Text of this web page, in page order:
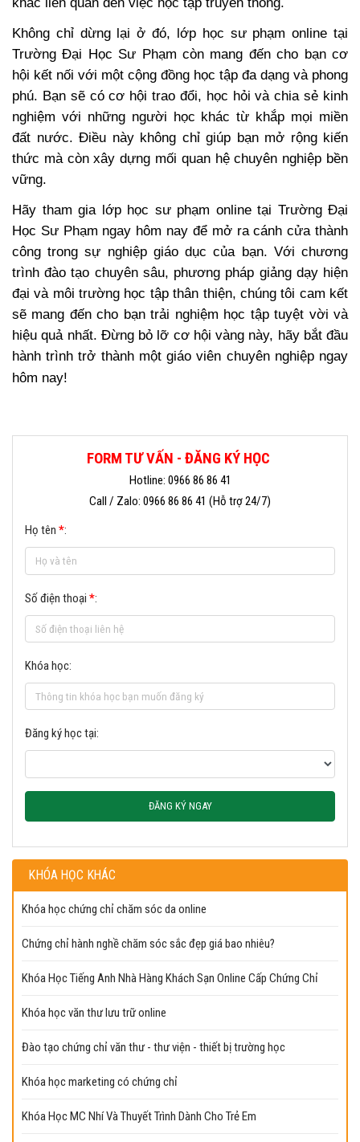
Không chỉ dừng lại ở đó, lớp học sư phạm online tại
Trường Đại Học Sư Phạm còn mang đến cho bạn cơ
hội kết nối với một cộng đồng học tập đa dạng và phong
phú. Bạn sẽ có cơ hội trao đổi, học hỏi và chia sẻ kinh
nghiệm với những người học khác từ khắp mọi miền
đất nước. Điều này không chỉ giúp bạn mở rộng kiến
thức mà còn xây dựng mối quan hệ chuyên nghiệp bền
vững.
Hãy tham gia lớp học sư phạm online tại Trường Đại
Học Sư Phạm ngay hôm nay để mở ra cánh cửa thành
công trong sự nghiệp giáo dục của bạn. Với chương
trình đào tạo chuyên sâu, phương pháp giảng dạy hiện
đại và môi trường học tập thân thiện, chúng tôi cam kết
sẽ mang đến cho bạn trải nghiệm học tập tuyệt vời và
hiệu quả nhất. Đừng bỏ lỡ cơ hội vàng này, hãy bắt đầu
hành trình trở thành một giáo viên chuyên nghiệp ngay
hôm nay!
FORM TƯ VẤN - ĐĂNG KÝ HỌC
Hotline: 0966 86 86 41
Call / Zalo: 0966 86 86 41 (Hỗ trợ 24/7)
Họ tên *:
Số điện thoại *:
Khóa học:
Đăng ký học tại:
ĐĂNG KÝ NGAY
KHÓA HỌC KHÁC
Khóa học chứng chỉ chăm sóc da online
Chứng chỉ hành nghề chăm sóc sắc đẹp giá bao nhiêu?
Khóa Học Tiếng Anh Nhà Hàng Khách Sạn Online Cấp Chứng Chỉ
Khóa học văn thư lưu trữ online
Đào tạo chứng chỉ văn thư - thư viện - thiết bị trường học
Khóa học marketing có chứng chỉ
Khóa Học MC Nhí Và Thuyết Trình Dành Cho Trẻ Em